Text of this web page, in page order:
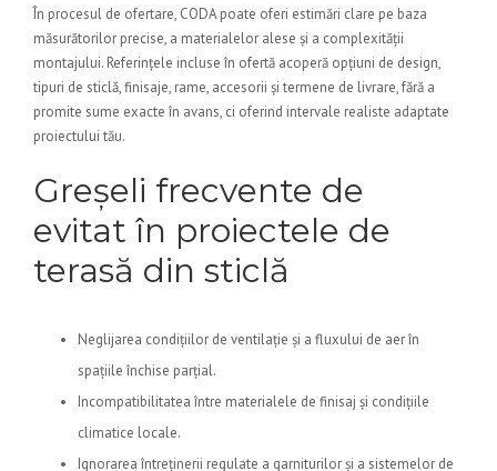
În procesul de ofertare, CODA poate oferi estimări clare pe baza
măsurătorilor precise, a materialelor alese și a complexității
montajului. Referințele incluse în ofertă acoperă opțiuni de design,
tipuri de sticlă, finisaje, rame, accesorii și termene de livrare, fără a
promite sume exacte în avans, ci oferind intervale realiste adaptate
proiectului tău.
Greșeli frecvente de
evitat în proiectele de
terasă din sticlă
Neglijarea condițiilor de ventilație și a fluxului de aer în
spațiile închise parțial.
Incompatibilitatea între materialele de finisaj și condițiile
climatice locale.
Ignorarea întreținerii regulate a garniturilor și a sistemelor de